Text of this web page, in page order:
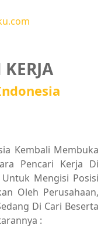
Kembali Membuka
Pencari Kerja Di
Mengisi Posisi
Oleh Perusahaan,
Di Cari Beserta
: